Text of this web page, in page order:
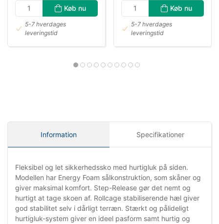
Køb nu
5-7 hverdages
leveringstid
Køb nu
5-7 hverdages
leveringstid
Information Specifikationer
Fleksibel og let sikkerhedssko med hurtigluk på siden.
Modellen har Energy Foam sålkonstruktion, som skåner og
giver maksimal komfort. Step-Release gør det nemt og
hurtigt at tage skoen af. Rollcage stabiliserende hæl giver
god stabilitet selv i dårligt terræn. Stærkt og pålideligt
hurtigluk-system giver en ideel pasform samt hurtig og